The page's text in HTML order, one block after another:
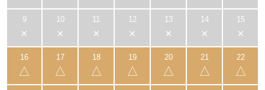
× × × × × × ×
△ △ △ △ △ △ △